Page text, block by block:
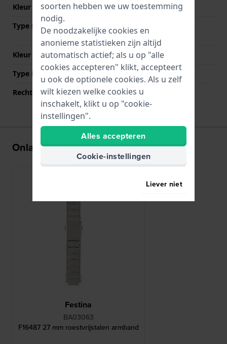
Kleur Band
Zilver
Type sluiting
Vouwsluiting met
drukknoppen
Kleur sluiting
Zilver
Type Bevestiging
Bandpennen
Rechte aanzet
Nee
Onlangs bekeken
Festina
BA03063
F16487 27 mm roestvrijstalen armband
soorten hebben we uw toestemming
nodig.
De noodzakelijke cookies en
anonieme statistieken zijn altijd
automatisch actief; als u op "alle
cookies accepteren" klikt, accepteert
u ook de optionele cookies. Als u zelf
wilt kiezen welke cookies u
inschakelt, klikt u op "cookie-
instellingen".
Alles accepteren
Cookie-instellingen
Liever niet